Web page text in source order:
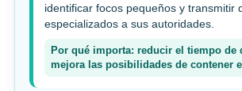
identificar focos pequeños y transmitir
especializados a sus autoridades.
Por qué importa: reducir el tiempo de
mejora las posibilidades de contener